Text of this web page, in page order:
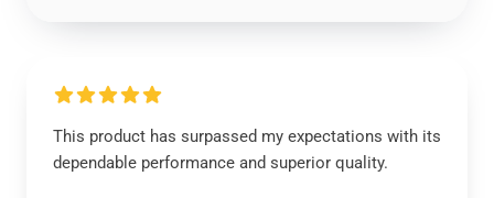
This product has surpassed my expectations with its
dependable performance and superior quality.